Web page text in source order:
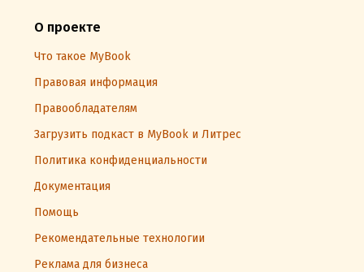
О проекте
Что такое MyBook
Правовая информация
Правообладателям
Загрузить подкаст в MyBook и Литрес
Политика конфиденциальности
Документация
Помощь
Рекомендательные технологии
Реклама для бизнеса